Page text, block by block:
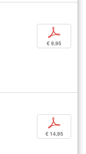
p
€ 9,95
p
€ 14,95